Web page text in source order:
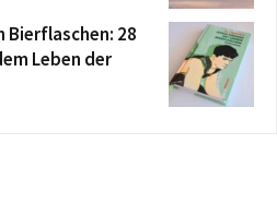
Bierflaschen: 28
Leben der